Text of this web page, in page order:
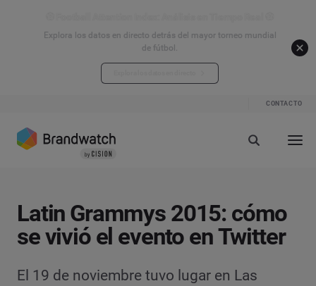
Explora los datos en directo detrás del mayor torneo mundial
de fútbol.
CONTACTO
Latin Grammys 2015: cómo
se vivió el evento en Twitter
El 19 de noviembre tuvo lugar en Las